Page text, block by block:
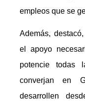
empleos que se
Además,
el apoyo
potencie todas
converjan en
desarrollen